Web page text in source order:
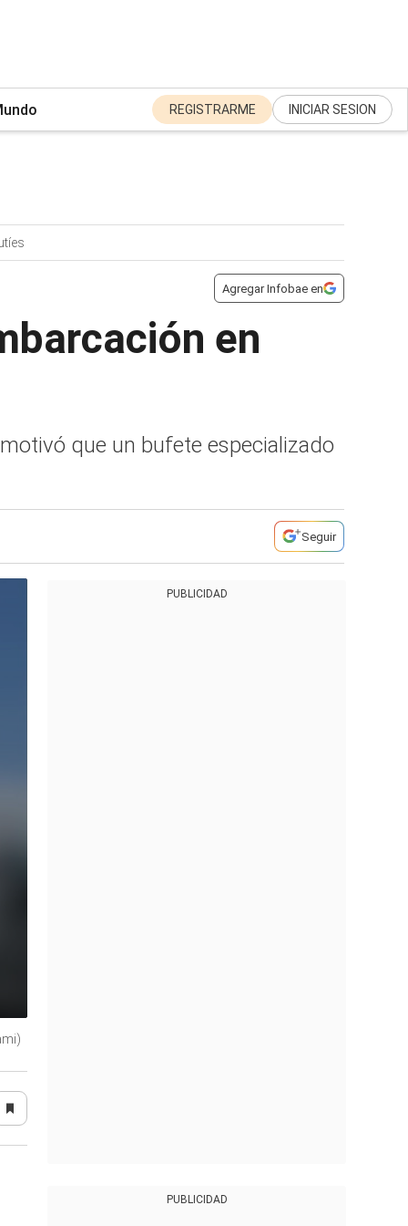
REGISTRARME INICIAR SESION
Agregar Infobae en
en
que un bufete especializado
Seguir
PUBLICIDAD
PUBLICIDAD